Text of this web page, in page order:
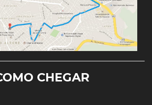
CHEGAR